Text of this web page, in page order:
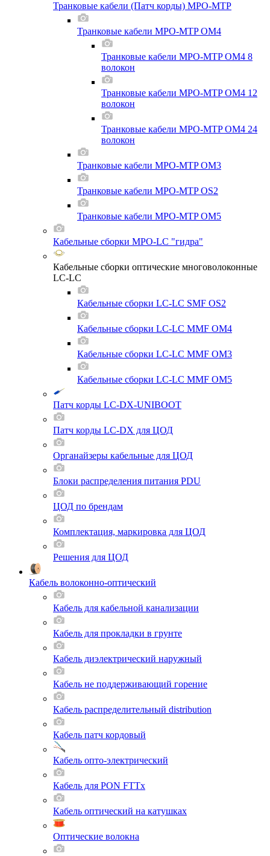
Транковые кабели (Патч корды) MPO-MTP
Транковые кабели MPO-MTP OM4
Транковые кабели MPO-MTP OM4 8
волокон
Транковые кабели MPO-MTP OM4 12
волокон
Транковые кабели MPO-MTP OM4 24
волокон
Транковые кабели MPO-MTP OM3
Транковые кабели MPO-MTP OS2
Транковые кабели MPO-MTP OM5
Кабельные сборки MPO-LC "гидра"
Кабельные сборки оптические многоволоконные
LC-LC
Кабельные сборки LC-LC SMF OS2
Кабельные сборки LC-LC MMF OM4
Кабельные сборки LC-LC MMF OM3
Кабельные сборки LC-LC MMF OM5
Патч корды LC-DX-UNIBOOT
Патч корды LC-DX для ЦОД
Органайзеры кабельные для ЦОД
Блоки распределения питания PDU
ЦОД по брендам
Комплектация, маркировка для ЦОД
Решения для ЦОД
Кабель волоконно-оптический
Кабель для кабельной канализации
Кабель для прокладки в грунте
Кабель диэлектрический наружный
Кабель не поддерживающий горение
Кабель распределительный distribution
Кабель патч кордовый
Кабель опто-электрический
Кабель для PON FTTx
Кабель оптический на катушках
Оптические волокна